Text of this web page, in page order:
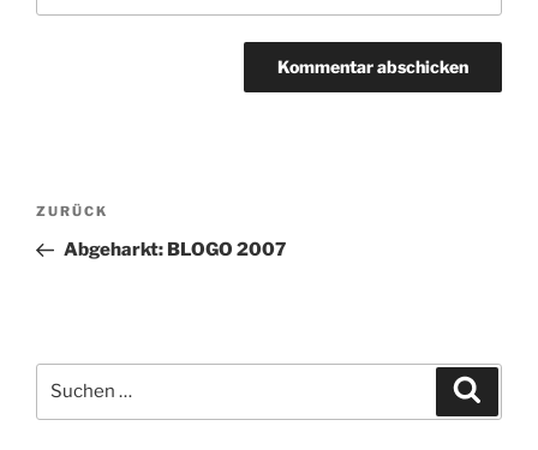
Beitragsnavigation
Vorheriger
Beitrag
ZURÜCK
Abgeharkt: BLOGO 2007
nach: